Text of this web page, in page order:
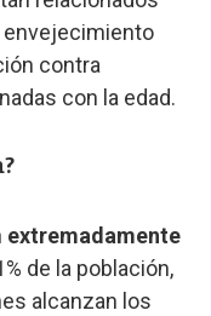
contra
con la edad.
extremadamente
de la población,
alcanzan los